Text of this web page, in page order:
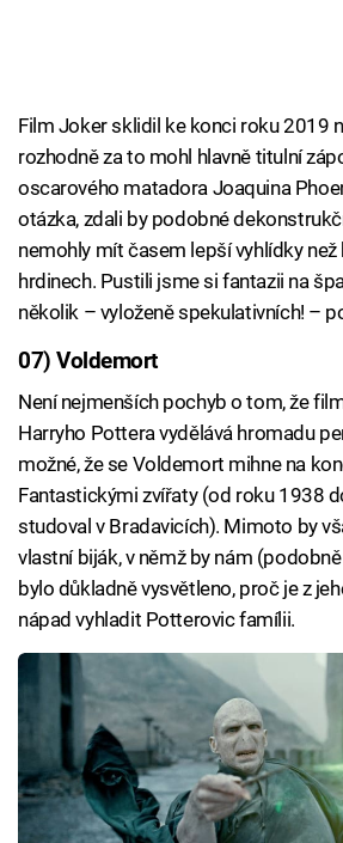
Film Joker sklidil ke konci roku 2019
rozhodně za to mohl hlavně titulní
oscarového matadora Joaquina
otázka, zdali by podobné
nemohly mít časem lepší vyhlídky
hrdinech. Pustili jsme si fantazii na
několik – vyloženě spekulativních! –
07) Voldemort
Není nejmenších pochyb o tom, že
Harryho Pottera vydělává hromadu
možné, že se Voldemort mihne na
Fantastickými zvířaty (od roku 1938
studoval v Bradavicích). Mimoto by
vlastní biják, v němž by nám
bylo důkladně vysvětleno, proč je z
nápad vyhladit Potterovic famílii.